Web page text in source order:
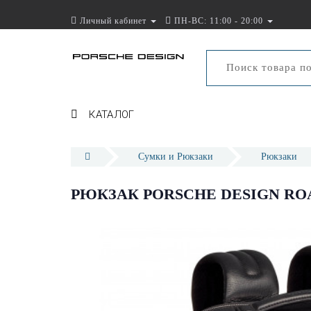
Личный кабинет ПН-ВС: 11:00 - 20:00
КАТАЛОГ
Сумки и Рюкзаки Рюкзаки
РЮКЗАК PORSCHE DESIGN